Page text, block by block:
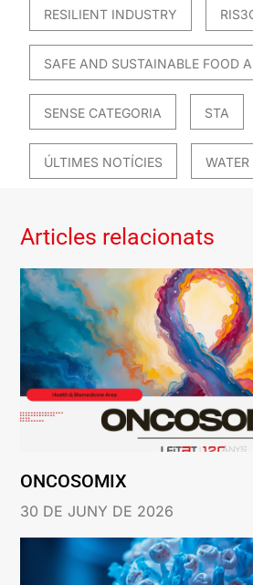
RESILIENT INDUSTRY
SAFE AND SUSTAINABLE FOOD
SENSE CATEGORIA STA
ÚLTIMES NOTÍCIES WATER
Articles relacionats
ONCOSOMIX
30 DE JUNY DE 2026